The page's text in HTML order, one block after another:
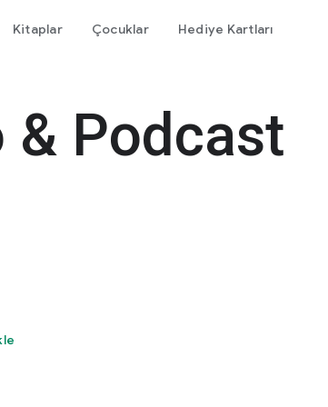
Kitaplar Çocuklar Hediye Kartları
& Podcast